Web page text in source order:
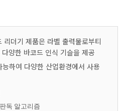
더기 제품은 라벨 출력물로부티
양한 바코드 인식 기슬을 제공
하여 다양한 산업환경에서 사용
독 알고리즘